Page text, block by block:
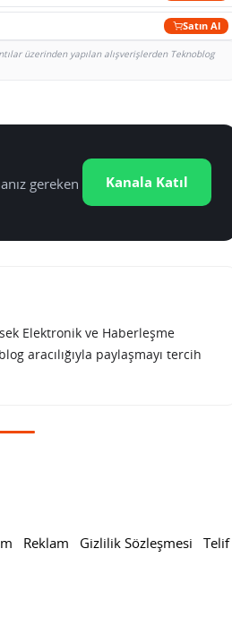
Satın Al
üzerinden yapılan alışverişlerden Teknoblog
gereken
Kanala Katıl
Elektronik ve Haberleşme
aracılığıyla paylaşmayı tercih
durdurdu